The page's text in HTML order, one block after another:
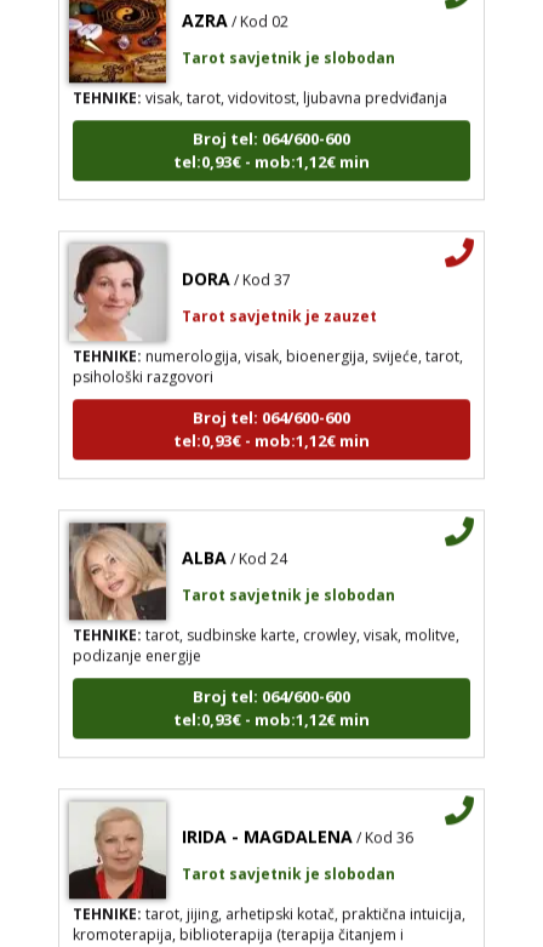
TEHNIKE:visak, tarot, vidovitost, ljubavna predviđanja
Broj tel: 064/600-600
tel:0,93€ - mob:1,12€ min
TEHNIKE:numerologija, visak, bioenergija, svijeće, tarot,
psihološki razgovori
Broj tel: 064/600-600
tel:0,93€ - mob:1,12€ min
TEHNIKE:tarot, sudbinske karte, crowley, visak, molitve,
podizanje energije
Broj tel: 064/600-600
tel:0,93€ - mob:1,12€ min
TEHNIKE:tarot, jijing, arhetipski kotač, praktična intuicija,
kromoterapija, biblioterapija (terapija čitanjem i
pisanjem), numerologija, radiestezija